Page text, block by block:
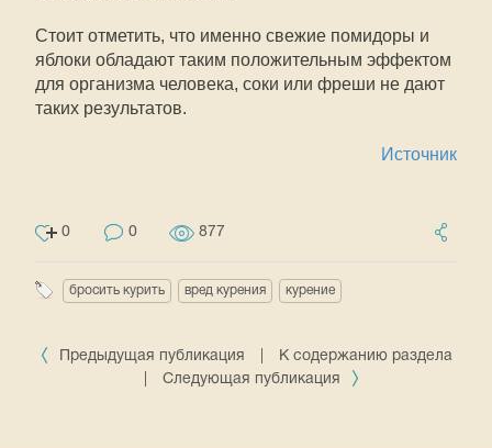
Стоит отметить, что именно свежие помидоры и
яблоки обладают таким положительным эффектом
для организма человека, соки или фреши не дают
таких результатов.
Источник
0 0 877
бросить курить вред курения курение
Предыдущая публикация
К содержанию раздела
Следующая публикация